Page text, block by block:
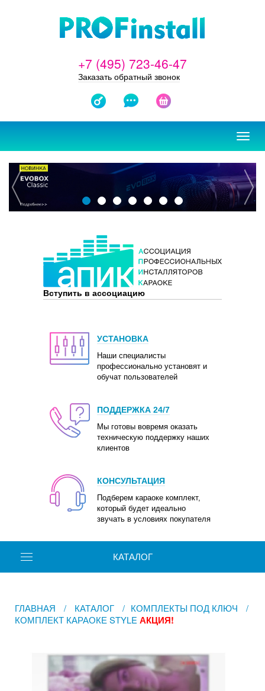
+7 (495) 723-46-47
Заказать обратный звонок
ЗАКАЗАТЬ
ПРОЕКТ
ОТЗЫВЫ
Вступить в ассоциацию
УСТАНОВКА
Наши специалисты
профессионально установят и
обучат пользователей
ПОДДЕРЖКА 24/7
Мы готовы вовремя оказать
техническую поддержку наших
клиентов
КОНСУЛЬТАЦИЯ
Подберем караоке комплект,
который будет идеально
звучать в условиях покупателя
КАТАЛОГ
ГЛАВНАЯ / КАТАЛОГ / КОМПЛЕКТЫ ПОД КЛЮЧ
/
КОМПЛЕКТ КАРАОКЕ STYLE АКЦИЯ!